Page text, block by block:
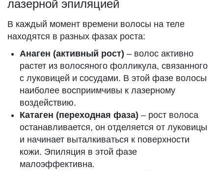
лазерной эпиляцией
В каждый момент времени волосы на теле
находятся в разных фазах роста:
Анаген (активный рост) – волос активно
растет из волосяного фолликула, связанного
с луковицей и сосудами. В этой фазе волосы
наиболее восприимчивы к лазерному
воздействию.
Катаген (переходная фаза) – рост волоса
останавливается, он отделяется от луковицы
и начинает выталкиваться к поверхности
кожи. Эпиляция в этой фазе
малоэффективна.